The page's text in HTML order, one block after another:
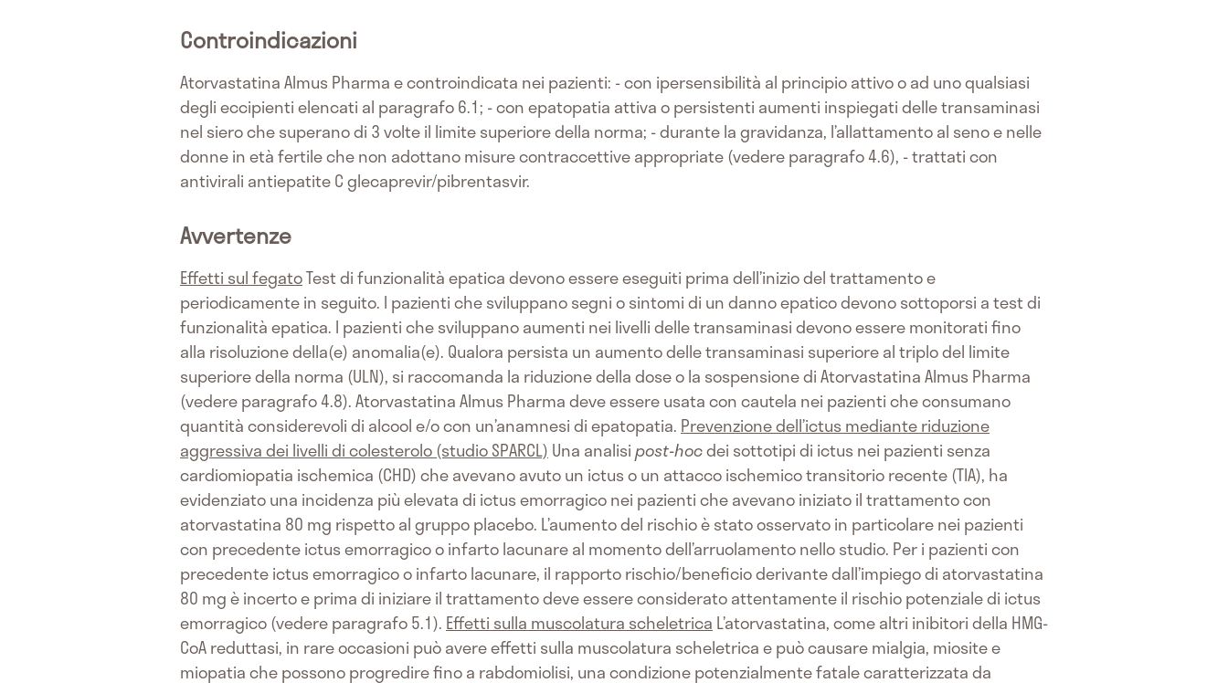
Controindicazioni
Atorvastatina Almus Pharma e controindicata nei pazienti: - con ipersensibilità al principio attivo o ad uno qualsiasi
degli eccipienti elencati al paragrafo 6.1; - con epatopatia attiva o persistenti aumenti inspiegati delle transaminasi
nel siero che superano di 3 volte il limite superiore della norma; - durante la gravidanza, l’allattamento al seno e nelle
donne in età fertile che non adottano misure contraccettive appropriate (vedere paragrafo 4.6), - trattati con
antivirali antiepatite C glecaprevir/pibrentasvir.
Avvertenze
Effetti sul fegatoTest di funzionalità epatica devono essere eseguiti prima dell’inizio del trattamento e
periodicamente in seguito. I pazienti che sviluppano segni o sintomi di un danno epatico devono sottoporsi a test di
funzionalità epatica. I pazienti che sviluppano aumenti nei livelli delle transaminasi devono essere monitorati fino
alla risoluzione della(e) anomalia(e). Qualora persista un aumento delle transaminasi superiore al triplo del limite
superiore della norma (ULN), si raccomanda la riduzione della dose o la sospensione di Atorvastatina Almus Pharma
(vedere paragrafo 4.8). Atorvastatina Almus Pharma deve essere usata con cautela nei pazienti che consumano
quantità considerevoli di alcool e/o con un’anamnesi di epatopatia. Prevenzione dell’ictus mediante riduzione
aggressiva dei livelli di colesterolo (studio SPARCL) Una analisipost-hocdei sottotipi di ictus nei pazienti senza
cardiomiopatia ischemica (CHD) che avevano avuto un ictus o un attacco ischemico transitorio recente (TIA), ha
evidenziato una incidenza più elevata di ictus emorragico nei pazienti che avevano iniziato il trattamento con
atorvastatina 80 mg rispetto al gruppo placebo. L’aumento del rischio è stato osservato in particolare nei pazienti
con precedente ictus emorragico o infarto lacunare al momento dell’arruolamento nello studio. Per i pazienti con
precedente ictus emorragico o infarto lacunare, il rapporto rischio/beneficio derivante dall’impiego di atorvastatina
80 mg è incerto e prima di iniziare il trattamento deve essere considerato attentamente il rischio potenziale di ictus
emorragico (vedere paragrafo 5.1). Effetti sulla muscolatura scheletrica L’atorvastatina, come altri inibitori della HMG-
CoA reduttasi, in rare occasioni può avere effetti sulla muscolatura scheletrica e può causare mialgia, miosite e
miopatia che possono progredire fino a rabdomiolisi, una condizione potenzialmente fatale caratterizzata da